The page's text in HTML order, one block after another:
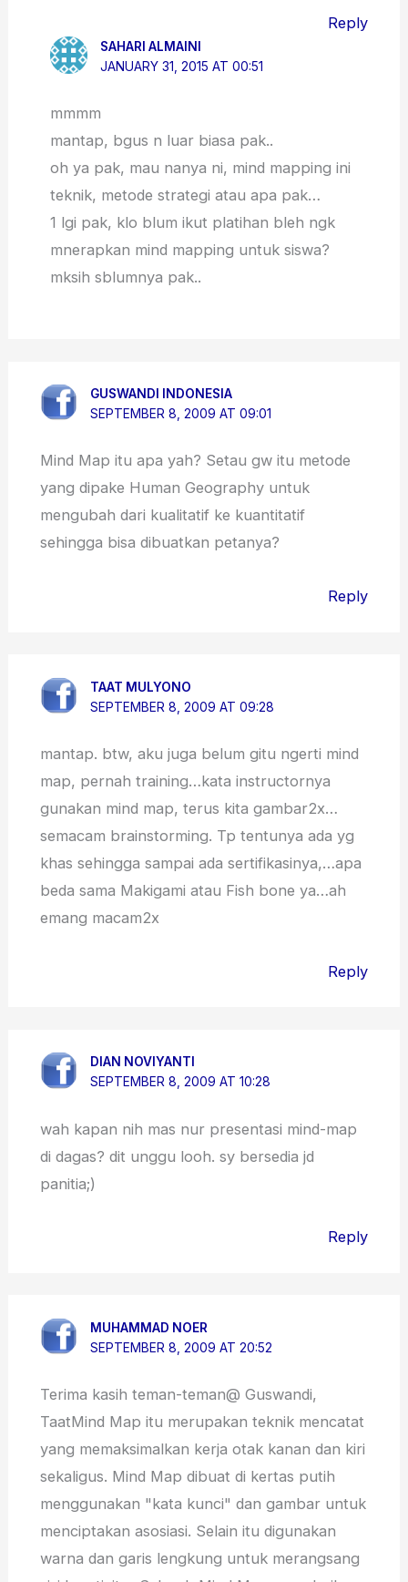
Reply
SAHARI ALMAINI
JANUARY 31, 2015 AT 00:51
mmmm
mantap, bgus n luar biasa pak..
oh ya pak, mau nanya ni, mind mapping ini
teknik, metode strategi atau apa pak…
1 lgi pak, klo blum ikut platihan bleh ngk
mnerapkan mind mapping untuk siswa?
mksih sblumnya pak..
GUSWANDI INDONESIA
SEPTEMBER 8, 2009 AT 09:01
Mind Map itu apa yah? Setau gw itu metode
yang dipake Human Geography untuk
mengubah dari kualitatif ke kuantitatif
sehingga bisa dibuatkan petanya?
Reply
TAAT MULYONO
SEPTEMBER 8, 2009 AT 09:28
mantap. btw, aku juga belum gitu ngerti mind
map, pernah training…kata instructornya
gunakan mind map, terus kita gambar2x…
semacam brainstorming. Tp tentunya ada yg
khas sehingga sampai ada sertifikasinya,…apa
beda sama Makigami atau Fish bone ya…ah
emang macam2x
Reply
DIAN NOVIYANTI
SEPTEMBER 8, 2009 AT 10:28
wah kapan nih mas nur presentasi mind-map
di dagas? dit unggu looh. sy bersedia jd
panitia;)
Reply
MUHAMMAD NOER
SEPTEMBER 8, 2009 AT 20:52
Terima kasih teman-teman@ Guswandi,
TaatMind Map itu merupakan teknik mencatat
yang memaksimalkan kerja otak kanan dan kiri
sekaligus. Mind Map dibuat di kertas putih
menggunakan "kata kunci" dan gambar untuk
menciptakan asosiasi. Selain itu digunakan
warna dan garis lengkung untuk merangsang